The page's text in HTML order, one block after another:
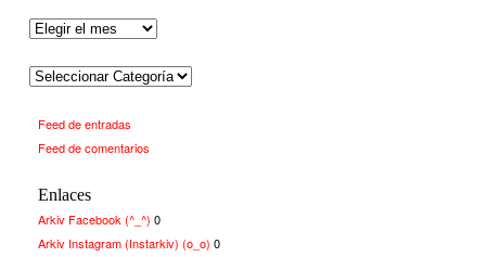
Feed de entradas
Feed de comentarios
Enlaces
Arkiv Facebook (^_^) 0
Arkiv Instagram (Instarkiv) (o_o) 0